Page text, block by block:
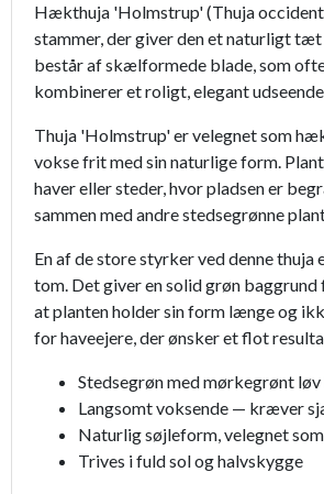
Hækthuja 'Holmstrup' (Thuja
stammer, der giver den et naturligt
består af skælformede blade, som
kombinerer et roligt, elegant
Thuja 'Holmstrup' er velegnet som
vokse frit med sin naturlige form.
haver eller steder, hvor pladsen er
sammen med andre stedsegrønne
En af de store styrker ved denne
tom. Det giver en solid grøn
at planten holder sin form længe og
for haveejere, der ønsker et flot
Stedsegrøn med mørkegrønt løv
Langsomt voksende — kræver
Naturlig søjleform, velegnet
Trives i fuld sol og halvskygge